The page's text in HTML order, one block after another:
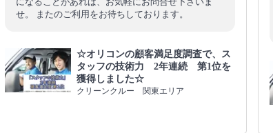
せ。 またのご利用をお待ちしております。
☆オリコンの顧客満足度調査で、ス
タッフの技術力 2年連続 第1位を
獲得しました☆
クリーンクルー 関東エリア